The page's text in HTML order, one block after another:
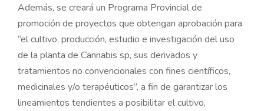
Además, se creará un Programa Provincial de
promoción de proyectos que obtengan aprobación para
“el cultivo, producción, estudio e investigación del uso
de la planta de Cannabis sp, sus derivados y
tratamientos no convencionales con fines científicos,
medicinales y/o terapéuticos”, a fin de garantizar los
lineamientos tendientes a posibilitar el cultivo,